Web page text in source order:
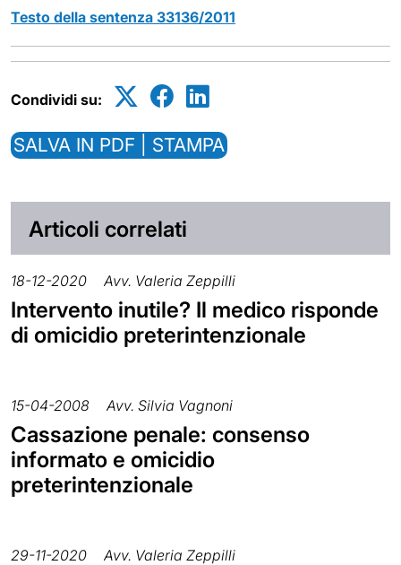
Testo della sentenza 33136/2011
Condividi su:
SALVA IN PDF | STAMPA
Articoli correlati
18-12-2020 Avv. Valeria Zeppilli
Intervento inutile? Il medico risponde
di omicidio preterintenzionale
15-04-2008 Avv. Silvia Vagnoni
Cassazione penale: consenso
informato e omicidio
preterintenzionale
29-11-2020 Avv. Valeria Zeppilli